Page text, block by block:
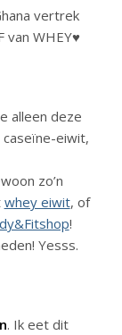
vertrek
van WHEY♥
alleen deze
eiwit,
zo’n
whey eiwit, of
!
Yesss.
. Ik eet dit